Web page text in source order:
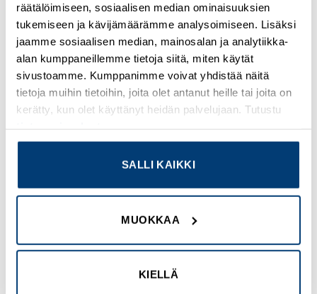
räätälöimiseen, sosiaalisen median ominaisuuksien
tukemiseen ja kävijämäärämme analysoimiseen. Lisäksi
jaamme sosiaalisen median, mainosalan ja analytiikka-
alan kumppaneillemme tietoja siitä, miten käytät
sivustoamme. Kumppanimme voivat yhdistää näitä
tietoja muihin tietoihin, joita olet antanut heille tai joita on
kerätty, kun olet käyttänyt heidän palvelujaan. Tutustu
SALLI KAIKKI
MUOKKAA
KIELLÄ
Lisätietoja tuotteesta
Osasto: Merkintätarvikkeet
Add to
Add to